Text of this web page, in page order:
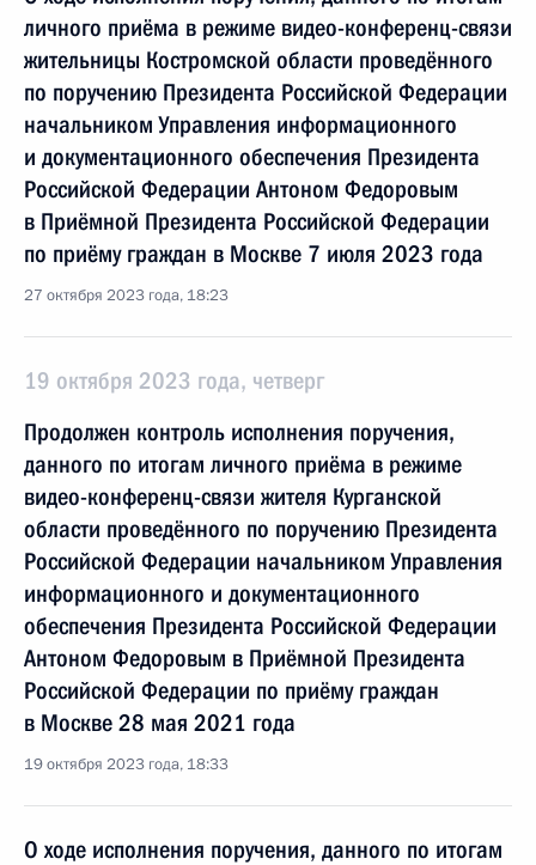
личного приёма в режиме видео-конференц-связи
жительницы Костромской области проведённого
по поручению Президента Российской Федерации
начальником Управления информационного
и документационного обеспечения Президента
Российской Федерации Антоном Федоровым
в Приёмной Президента Российской Федерации
по приёму граждан в Москве 7 июля 2023 года
27 октября 2023 года, 18:23
19 октября 2023 года, четверг
Продолжен контроль исполнения поручения,
данного по итогам личного приёма в режиме
видео-конференц-связи жителя Курганской
области проведённого по поручению Президента
Российской Федерации начальником Управления
информационного и документационного
обеспечения Президента Российской Федерации
Антоном Федоровым в Приёмной Президента
Российской Федерации по приёму граждан
в Москве 28 мая 2021 года
19 октября 2023 года, 18:33
О ходе исполнения поручения, данного по итогам